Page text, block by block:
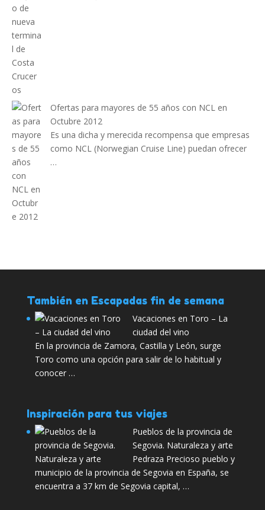
Ofertas para mayores de 55 años con NCL en
Octubre 2012
Es una dicha y merecida recompensa que empresas
como NCL (Norwegian Cruise Line) puedan ofrecer
…
También en Escapadas fin de semana
Vacaciones en Toro – La
ciudad del vino
En la provincia de Zamora, Castilla y León, surge
Toro como una opción para salir de lo habitual y
conocer …
Inspiración para tus viajes
Pueblos de la provincia de
Segovia. Naturaleza y arte
Pedraza Precioso pueblo y
municipio de la provincia de Segovia en España, se
encuentra a 37 km de Segovia capital, …